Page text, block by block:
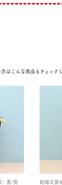
方はこんな商品もチェック
）黒/熨
結婚式振